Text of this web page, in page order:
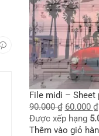
File midi – Sheet
90.000₫ 60.000 ₫
Được xếp hạng
Thêm vào giỏ